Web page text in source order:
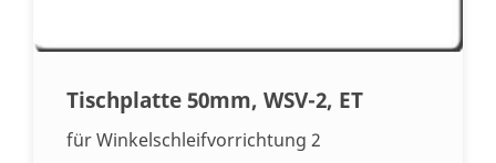
Tischplatte 50mm, WSV-2, ET
für Winkelschleifvorrichtung 2